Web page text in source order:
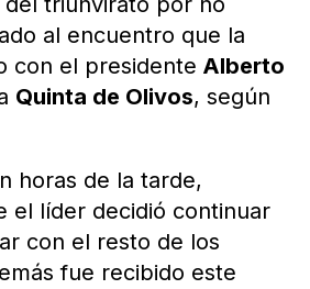
al encuentro que la
con el presidente Alberto
Quinta de Olivos, según
horas de la tarde,
el líder decidió continuar
con el resto de los
fue recibido este